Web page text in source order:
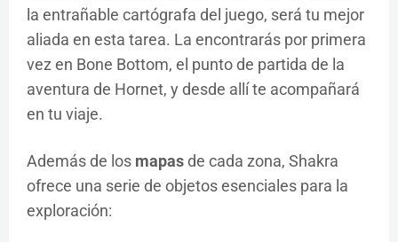
la entrañable cartógrafa del juego, será tu mejor
aliada en esta tarea. La encontrarás por primera
vez en Bone Bottom, el punto de partida de la
aventura de Hornet, y desde allí te acompañará
en tu viaje.
Además de los mapasde cada zona, Shakra
ofrece una serie de objetos esenciales para la
exploración: